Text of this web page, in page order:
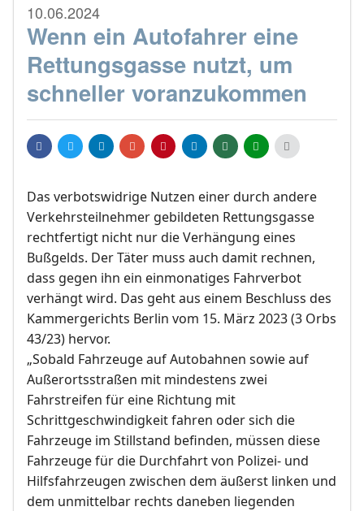
10.06.2024
Wenn ein Autofahrer eine
Rettungsgasse nutzt, um
schneller voranzukommen
Das verbotswidrige Nutzen einer durch andere
Verkehrsteilnehmer gebildeten Rettungsgasse
rechtfertigt nicht nur die Verhängung eines
Bußgelds. Der Täter muss auch damit rechnen,
dass gegen ihn ein einmonatiges Fahrverbot
verhängt wird. Das geht aus einem Beschluss des
Kammergerichts Berlin vom 15. März 2023 (3 Orbs
43/23) hervor.
„Sobald Fahrzeuge auf Autobahnen sowie auf
Außerortsstraßen mit mindestens zwei
Fahrstreifen für eine Richtung mit
Schrittgeschwindigkeit fahren oder sich die
Fahrzeuge im Stillstand befinden, müssen diese
Fahrzeuge für die Durchfahrt von Polizei- und
Hilfsfahrzeugen zwischen dem äußerst linken und
dem unmittelbar rechts daneben liegenden